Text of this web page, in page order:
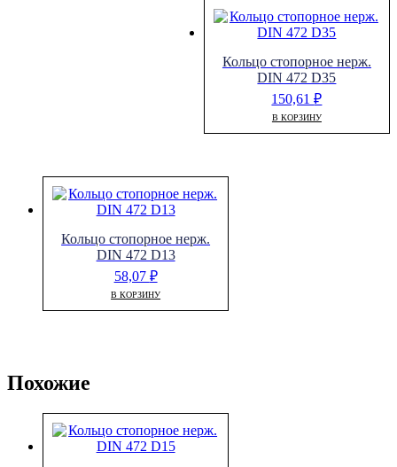
Кольцо стопорное нерж.
DIN 472 D35
150,61₽
В КОРЗИНУ
Кольцо стопорное нерж.
DIN 472 D13
58,07 ₽
В КОРЗИНУ
Похожие